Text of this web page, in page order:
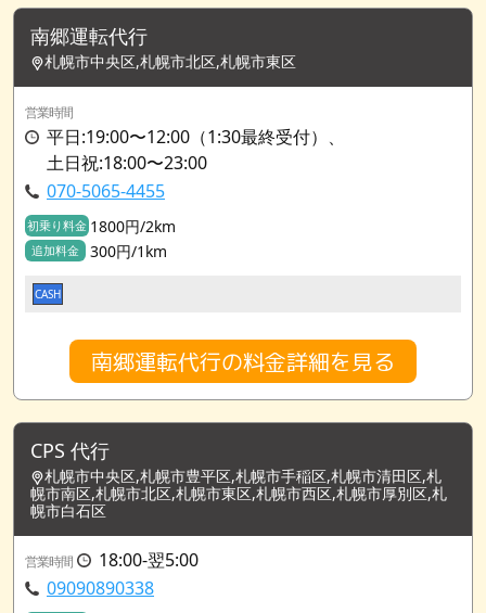
南郷運転代行
札幌市中央区,札幌市北区,札幌市東区
営業時間
平日:19:00〜12:00（1:30最終受付）、
土日祝:18:00〜23:00
070-5065-4455
初乗り料金 1800円/2km
追加料金 300円/1km
CASH
南郷運転代行の料金詳細を見る
CPS 代行
札幌市中央区,札幌市豊平区,札幌市手稲区,札幌市清田区,札
幌市南区,札幌市北区,札幌市東区,札幌市西区,札幌市厚別区,札
幌市白石区
営業時間
18:00-翌5:00
09090890338